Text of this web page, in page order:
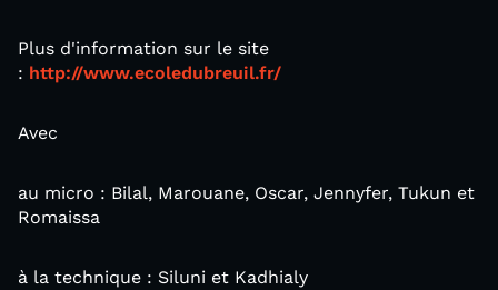
Plus d'information sur le site
: http://www.ecoledubreuil.fr/
Avec
au micro : Bilal, Marouane, Oscar, Jennyfer, Tukun et
Romaissa
à la technique : Siluni et Kadhialy